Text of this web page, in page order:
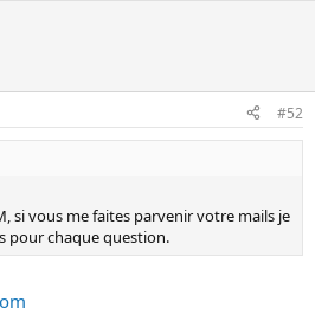
#52
si vous me faites parvenir votre mails je
pour chaque question.